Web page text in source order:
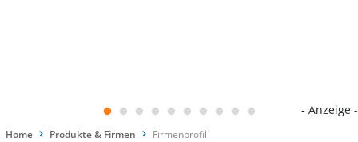
- Anzeige -
Home Produkte & Firmen Firmenprofil